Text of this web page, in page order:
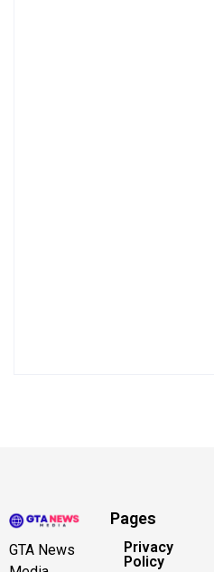
GTA News
Pages
Privacy
Policy